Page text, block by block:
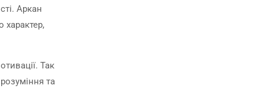
Аркан
характер,
Так
та